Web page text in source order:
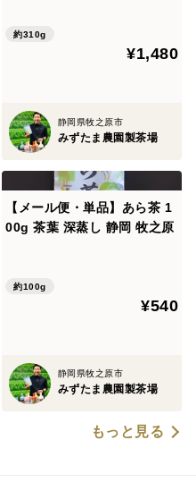
約310g
¥1,480
静岡県牧之原市
みずたま農園製茶場
【メール便・単品】あら茶 1
00g 茶葉 深蒸し 静岡 牧之原
約100g
¥540
静岡県牧之原市
みずたま農園製茶場
もっと見る